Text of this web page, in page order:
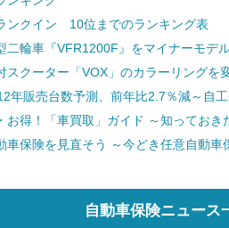
ンクイン 10位までのランキング表
二輪車『VFR1200F』をマイナーモデ
スクーター「VOX」のカラーリングを
年販売台数予測、前年比2.7％減～自
お得！「車買取」ガイド ～知っておき
車保険を見直そう ～今どき任意自動車
自動車保険ニュース